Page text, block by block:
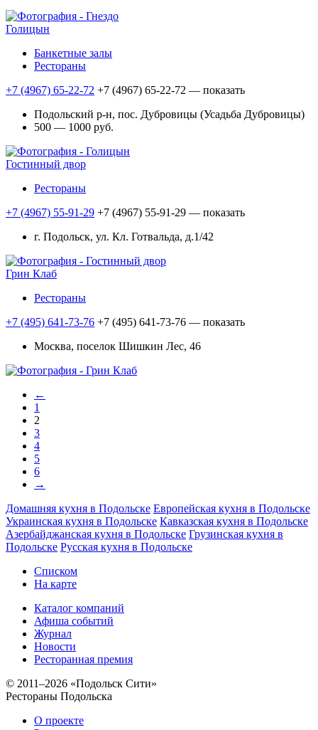
Голицын
Банкетные залы
Рестораны
+7 (4967) 65-22-72 +7 (4967) 65-22-72 — показать
Подольский р-н, пос. Дубровицы (Усадьба Дубровицы)
500 — 1000 руб.
Гостинный двор
Рестораны
+7 (4967) 55-91-29 +7 (4967) 55-91-29 — показать
г. Подольск, ул. Кл. Готвальда, д.1/42
Грин Клаб
Рестораны
+7 (495) 641-73-76 +7 (495) 641-73-76 — показать
Москва, поселок Шишкин Лес, 46
←
1
2
3
4
5
6
→
Домашняя кухня в Подольске Европейская кухня в Подольске
Украинская кухня в Подольске Кавказская кухня в Подольске
Азербайджанская кухня в Подольске Грузинская кухня в
Подольске Русская кухня в Подольске
Списком
На карте
Каталог компаний
Афиша событий
Журнал
Новости
Ресторанная премия
© 2011–2026 «Подольск Сити»
Рестораны Подольска
О проекте